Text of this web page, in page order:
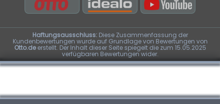
Haftungsausschluss:Diese Zusammenfassung der
Kundenbewertungen wurde auf Grundlage von Bewertungen von
Otto.deerstellt. Der Inhalt dieser Seite spiegelt die zum 15.05.2025
verfügbaren Bewertungen wider.